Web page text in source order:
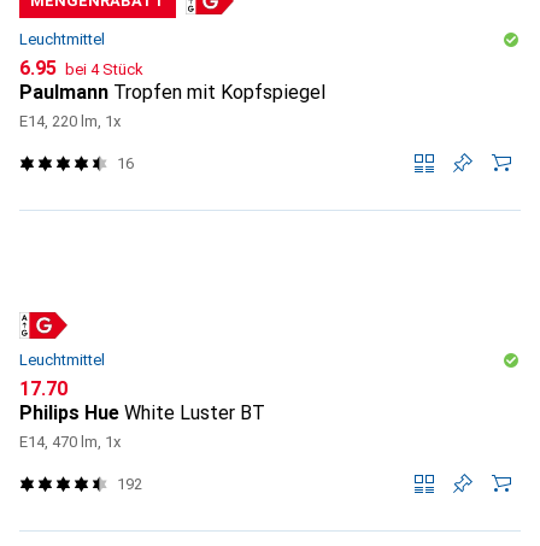
Leuchtmittel
CHF
6.95 bei 4 Stück
Paulmann Tropfen mit Kopfspiegel
E14, 220 lm, 1x
16
Leuchtmittel
CHF
17.70
Philips Hue White Luster BT
E14, 470 lm, 1x
192